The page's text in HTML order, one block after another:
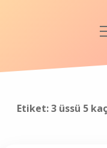
Anasayfa
Etiket:3 üssü 5